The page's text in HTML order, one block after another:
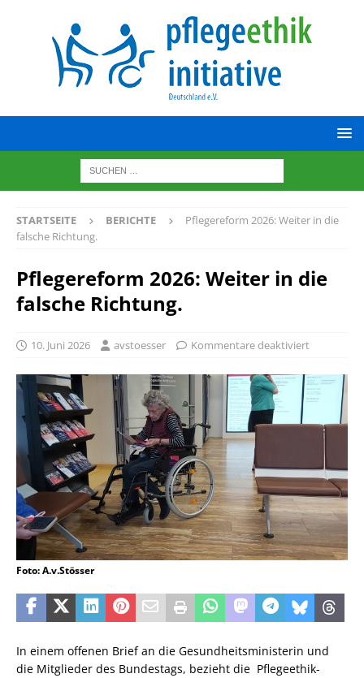
STARTSEITE BERICHTE
Pflegereform 2026: Weiter in die
falsche Richtung.
Pflegereform 2026: Weiter in die
falsche Richtung.
10. Juni 2026 avstoesser Kommentare deaktiviert
Foto: A.v.Stösser
In einem offenen Brief an die Gesundheitsministerin und
die Mitglieder des Bundestags, bezieht die Pflegeethik-